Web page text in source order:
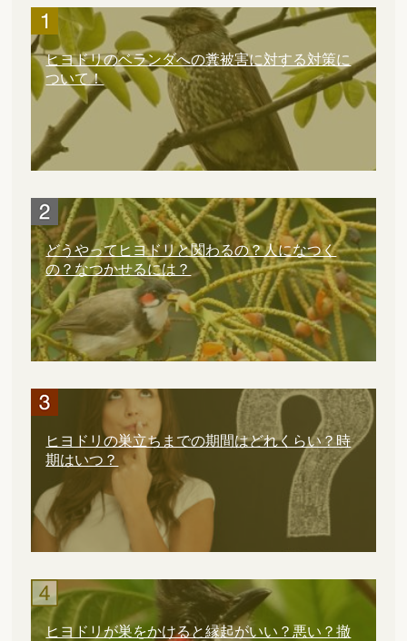
ヒヨドリのベランダへの糞被害に対する対策に
ついて！
どうやってヒヨドリと関わるの？人になつく
の？なつかせるには？
ヒヨドリの巣立ちまでの期間はどれくらい？時
期はいつ？
ヒヨドリが巣をかけると縁起がいい？悪い？撤